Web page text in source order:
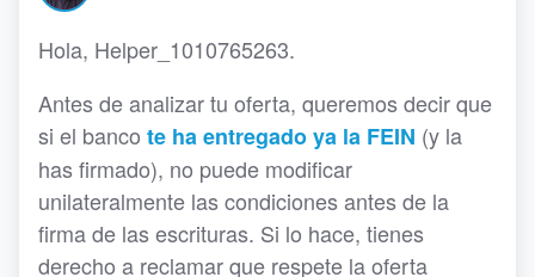
Hola, Helper_1010765263.
Antes de analizar tu oferta, queremos decir que
si el banco te ha entregado ya la FEIN (y la
has firmado), no puede modificar
unilateralmente las condiciones antes de la
firma de las escrituras. Si lo hace, tienes
derecho a reclamar que respete la oferta